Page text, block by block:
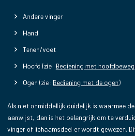
Andere vinger
Hand
Tenen/voet
Hoofd (zie: Bediening met
Ogen (zie: Bediening met de ogen)
Als niet onmiddellijk duidelijk is waarmee
aanwijst, dan is het belangrijk om te
vinger of lichaamsdeel er wordt gewezen.